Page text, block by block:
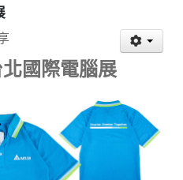
國際電腦展